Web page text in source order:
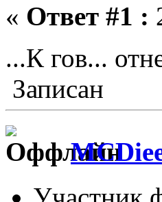
« Ответ #1 :
...К гов...
Записан